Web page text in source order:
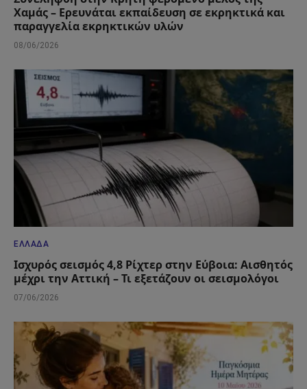
Χαμάς – Ερευνάται εκπαίδευση σε εκρηκτικά και
παραγγελία εκρηκτικών υλών
08/06/2026
ΕΛΛΆΔΑ
Ισχυρός σεισμός 4,8 Ρίχτερ στην Εύβοια: Αισθητός
μέχρι την Αττική – Τι εξετάζουν οι σεισμολόγοι
07/06/2026